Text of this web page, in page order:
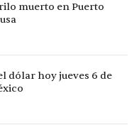
muerto en Puerto
dólar hoy jueves 6 de